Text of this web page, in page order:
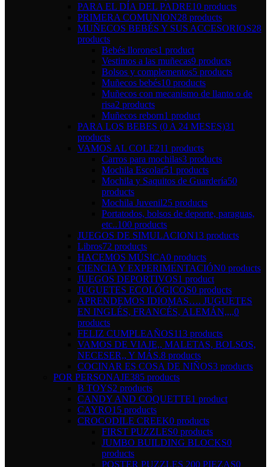
PARA EL DÍA DEL PADRE10 products
PRIMERA COMUNION28 products
MUÑECOS BEBÉS Y SUS ACCESORIOS28
products
Bebés llorones1 product
Vestimos a las muñecas9 products
Bolsos y complementos5 products
Muñecos bebés10 products
Muñecos con mecanismo de llanto o de
risa2 products
Muñecos reborn1 product
PARA LOS BEBES (0 A 24 MESES)31
products
VAMOS AL COLE211 products
Carros para mochilas3 products
Mochila Escolar51 products
Mochila y Saquitos de Guardería50
products
Mochila Juvenil25 products
Portatodos, bolsos de deporte, paraguas,
etc..100 products
JUEGOS DE SIMULACION13 products
Libros72 products
HACEMOS MÚSICA0 products
CIENCIA Y EXPERIMENTACIÓN0 products
JUEGOS DEPORTIVOS1 product
JUGUETES ECOLÓGICOS0 products
APRENDEMOS IDIOMAS…. JUGUETES
EN INGLÉS, FRANCÉS, ALEMÁN,,,,0
products
FELIZ CUMPLEAÑOS113 products
VAMOS DE VIAJE,, MALETAS, BOLSOS,
NECESER,, Y MÁS.8 products
COCINAR ES COSA DE NIÑOS3 products
POR PERSONAJE385 products
B TOYS2 products
CANDY AND COQUETTE1 product
CAYRO15 products
CROCODILE CREEK0 products
FIRST PUZZLES0 products
JUMBO BUILDING BLOCKS0
products
POSTER PUZZLES 200 PIEZAS0